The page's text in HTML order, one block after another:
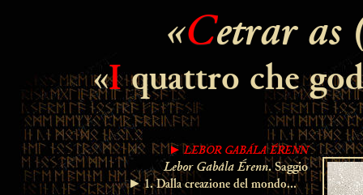
«Cetrar as
«Iquattro che
► LEBOR GABÁLA ÉRENN
Lebor Gabála Érenn. Saggio
► 1. Dalla creazione del mondo...